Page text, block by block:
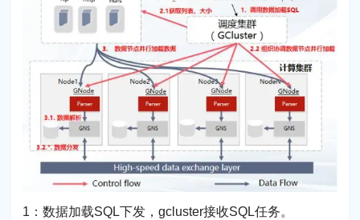
1：数据加载SQL下发，gcluster接收SQL任务。